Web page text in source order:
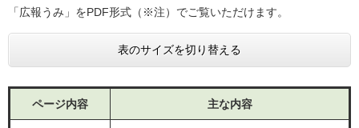
「広報うみ」をPDF形式（※注）でご覧いただけます。
表のサイズを切り替える
ページ内容 主な内容